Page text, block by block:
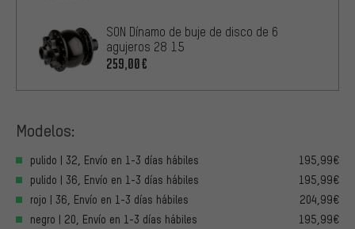
SON Dínamo de buje de disco de 6
agujeros 28 15
259,00€
Modelos:
pulido | 32, Envío en 1-3 días hábiles
195,99€
pulido | 36, Envío en 1-3 días hábiles
195,99€
rojo | 36, Envío en 1-3 días hábiles
204,99€
negro | 20, Envío en 1-3 días hábiles
195,99€